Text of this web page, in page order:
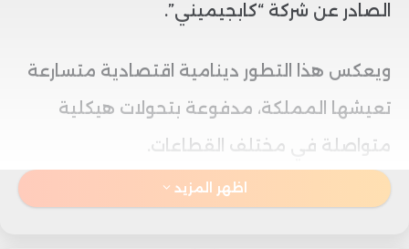
الصادر عن شركة “كابجيميني”.
ويعكس هذا التطور دينامية اقتصادية متسارعة
تعيشها المملكة، مدفوعة بتحولات هيكلية
متواصلة في مختلف القطاعات.
ووفق التقرير في نسخته الثلاثين، فقد تصدر
اظهر المزيد